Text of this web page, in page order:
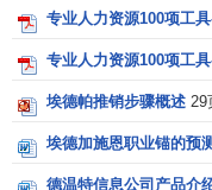
有一些引起人们注意的
2、编校亚当·斯密
>>，曾一度被认为是
3、传授传统的经
专业人力资源100项工
专业人力资源100项工
埃德帕推销步骤概述 29
埃德加施恩职业锚的预
德温特信息公司产品介